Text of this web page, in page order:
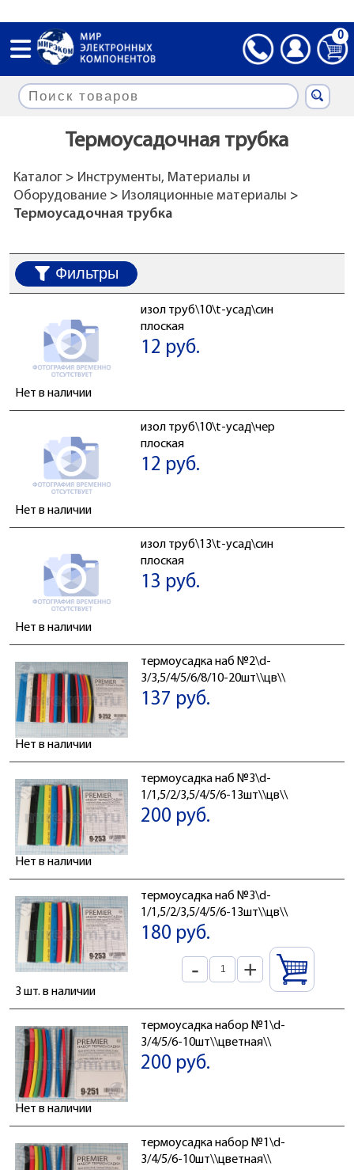
0
Термоусадочная трубка
Каталог> Инструменты, Материалы и
Оборудование> Изоляционные материалы >
Термоусадочная трубка
Фильтры
изол труб\10\t-усад\син
плоская
12 руб.
Нет в наличии
изол труб\10\t-усад\чер
плоская
12 руб.
Нет в наличии
изол труб\13\t-усад\син
плоская
13 руб.
Нет в наличии
термоусадка наб №2\d-
3/3,5/4/5/6/8/10-20шт\\цв\\
137 руб.
Нет в наличии
термоусадка наб №3\d-
1/1,5/2/3,5/4/5/6-13шт\\цв\\
200 руб.
Нет в наличии
термоусадка наб №3\d-
1/1,5/2/3,5/4/5/6-13шт\\цв\\
180 руб.
- +
3 шт. в наличии
термоусадка набор №1\d-
3/4/5/6-10шт\\цветная\\
200 руб.
Нет в наличии
термоусадка набор №1\d-
3/4/5/6-10шт\\цветная\\